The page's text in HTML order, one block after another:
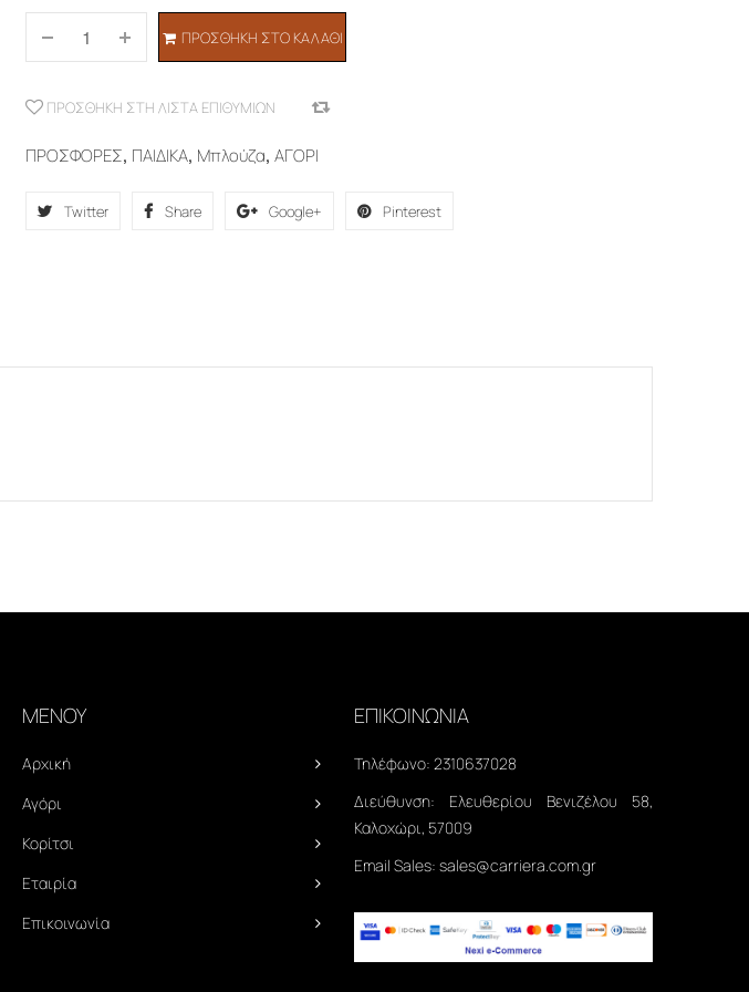
ΠΡΟΣΘΉΚΗ ΣΤΟ ΚΑΛΆΘΙ
ΠΡΟΣΘΉΚΗ ΣΤΗ ΛΊΣΤΑ ΕΠΙΘΥΜΙΏΝ
ΠΡΟΣΦΟΡΕΣ, ΠΑΙΔΙΚΑ, Μπλούζα,ΑΓΟΡΙ
Twitter Share Google+ Pinterest
ΜΕΝΟΥ
Αρχική
Αγόρι
Κορίτσι
Εταιρία
Επικοινωνία
ΕΠΙΚΟΙΝΩΝΙΑ
Τηλέφωνο: 2310637028
Διεύθυνση: Ελευθερίου Βενιζέλου 58,
Καλοχώρι, 57009
Email Sales: sales@carriera.com.gr